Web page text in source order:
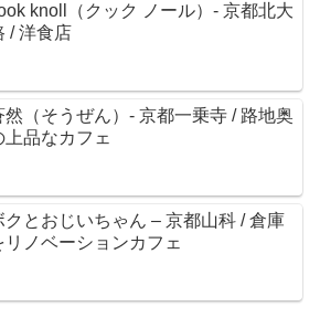
knoll（クック ノール）- 京都北大
/ 洋食店
然（そうぜん）- 京都一乗寺 / 路地奥
上品なカフェ
クとおじいちゃん – 京都山科 / 倉庫
リノベーションカフェ